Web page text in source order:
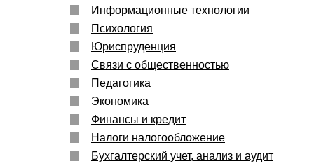
Информационные технологии
Психология
Юриспруденция
Связи с общественностью
Педагогика
Экономика
Финансы и кредит
Налоги налогообложение
Бухгалтерский учет, анализ и аудит